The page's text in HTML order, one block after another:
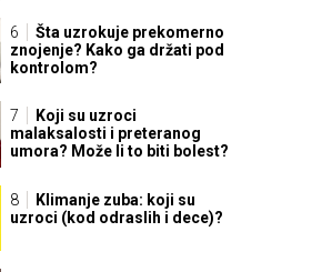
Šta uzrokuje prekomerno
znojenje? Kako ga držati pod
kontrolom?
Koji su uzroci
malaksalosti i preteranog
umora? Može li to biti bolest?
Klimanje zuba: koji su
uzroci (kod odraslih i dece)?